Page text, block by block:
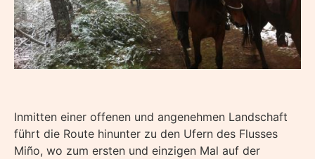
Inmitten einer offenen und angenehmen Landschaft
führt die Route hinunter zu den Ufern des Flusses
Miño, wo zum ersten und einzigen Mal auf der